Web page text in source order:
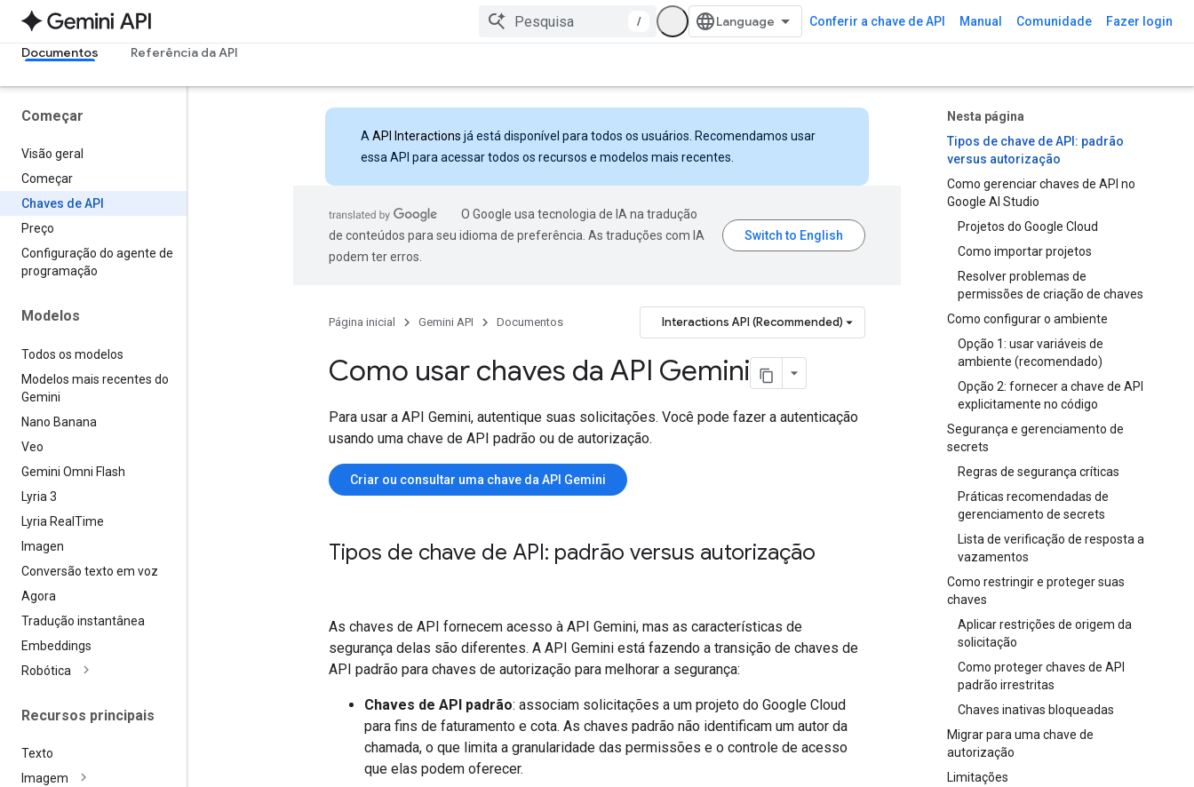
/ Conferir a chave de API Manual Comunidade Fazer login
Documentos Referência da API
Começar
Visão geral
Começar
Chaves de API
Preço
Configuração do agente de
programação
Modelos
Todos os modelos
Modelos mais recentes do
Gemini
Nano Banana
Veo
Gemini Omni Flash
Lyria 3
Lyria Real Time
Imagen
Conversão texto em voz
Agora
Tradução instantânea
Embeddings
Robótica
Recursos principais
Texto
Imagem
Nesta página
Tipos de chave de API: padrão
versus autorização
Como gerenciar chaves de API no
Google AI Studio
Projetos do Google Cloud
Como importar projetos
Resolver problemas de
permissões de criação de chaves
Como configurar o ambiente
Opção 1: usar variáveis de
ambiente (recomendado)
Opção 2: fornecer a chave de API
explicitamente no código
Segurança e gerenciamento de
secrets
Regras de segurança críticas
Práticas recomendadas de
gerenciamento de secrets
Lista de verificação de resposta a
vazamentos
Como restringir e proteger suas
chaves
Aplicar restrições de origem da
solicitação
Como proteger chaves de API
padrão irrestritas
Chaves inativas bloqueadas
Migrar para uma chave de
autorização
Limitações
A API Interactions já está disponível para todos os usuários. Recomendamos usar
essa API para acessar todos os recursos e modelos mais recentes.
O Google usa tecnologia de IA na tradução
de conteúdos para seu idioma de preferência. As traduções com IA
podem ter erros.
Página inicial Gemini API Documentos Interactions API (Recommended)
Como usar chaves da API Gemini
Para usar a API Gemini, autentique suas solicitações. Você pode fazer a autenticação
usando uma chave de API padrão ou de autorização.
Criar ou consultar uma chave da API Gemini
Tipos de chave de API: padrão versus autorização
As chaves de API fornecem acesso à API Gemini, mas as características de
segurança delas são diferentes. A API Gemini está fazendo a transição de chaves de
API padrão para chaves de autorização para melhorar a segurança:
Chaves de API padrão: associam solicitações a um projeto do Google Cloud
para fins de faturamento e cota. As chaves padrão não identificam um autor da
chamada, o que limita a granularidade das permissões e o controle de acesso
que elas podem oferecer.